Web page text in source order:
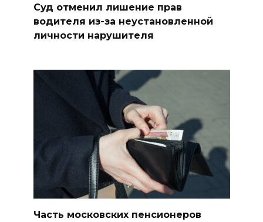
Суд отменил лишение прав
водителя из-за неустановленной
личности нарушителя
Часть московских пенсионеров